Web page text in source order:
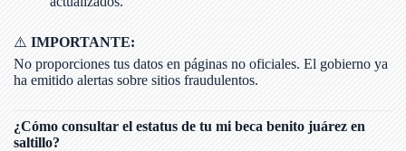
⚠️ IMPORTANTE:
No proporciones tus datos en páginas no oficiales. El gobierno ya
ha emitido alertas sobre sitios fraudulentos.
¿Cómo consultar el estatus de tu mi beca benito juárez en
saltillo?